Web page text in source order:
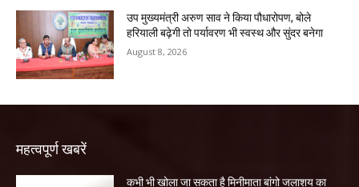
उप मुख्यमंत्री अरुण साव ने किया पौधारोपण, बोले
हरियाली बढ़ेगी तो पर्यावरण भी स्वस्थ और सुंदर बनेगा
August 8, 2026
महत्वपूर्ण खबरें
कभी भी खोला जा सकता है मिनीमाता बांगो जलाशय का